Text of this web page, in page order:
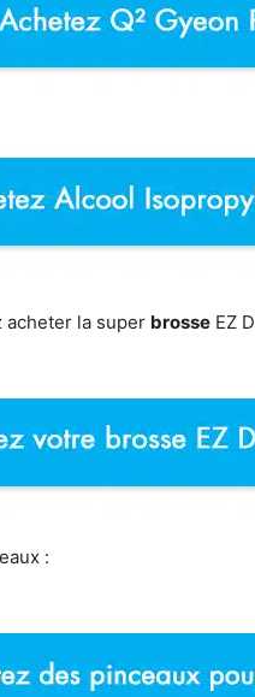
acheter la super brosse EZ
: